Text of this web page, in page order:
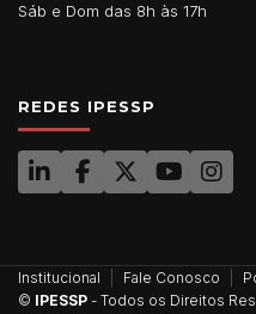
Sáb e Dom das 8h às 17h
REDES IPESSP
Institucional Fale Conosco
© IPESSP - Todos os Direitos